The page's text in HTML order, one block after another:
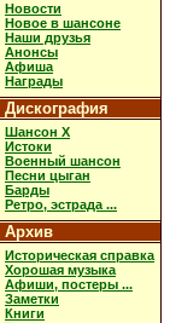
Новости
Новое в шансоне
Наши друзья
Анонсы
Афиша
Награды
Дискография
Шансон X
Истоки
Военный шансон
Песни цыган
Барды
Ретро, эстрада ...
Архив
Историческая справка
Хорошая музыка
Афиши, постеры ...
Заметки
Книги